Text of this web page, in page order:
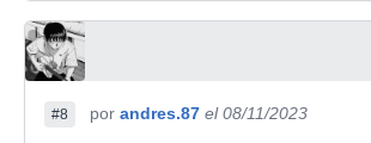
#8 por andres.87 el 08/11/2023